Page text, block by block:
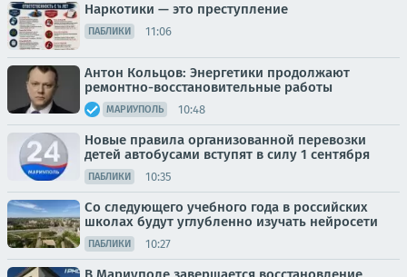
Наркотики — это преступление
ПАБЛИКИ 11:06
Антон Кольцов: Энергетики продолжают
ремонтно-восстановительные работы
МАРИУПОЛЬ 10:48
Новые правила организованной перевозки
детей автобусами вступят в силу 1 сентября
ПАБЛИКИ 10:35
Со следующего учебного года в российских
школах будут углубленно изучать нейросети
ПАБЛИКИ 10:27